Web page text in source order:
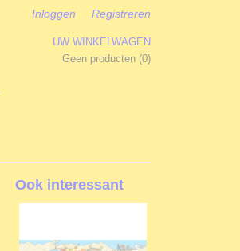
Inloggen Registreren
UW WINKELWAGEN
Geen producten (0)
Ook interessant